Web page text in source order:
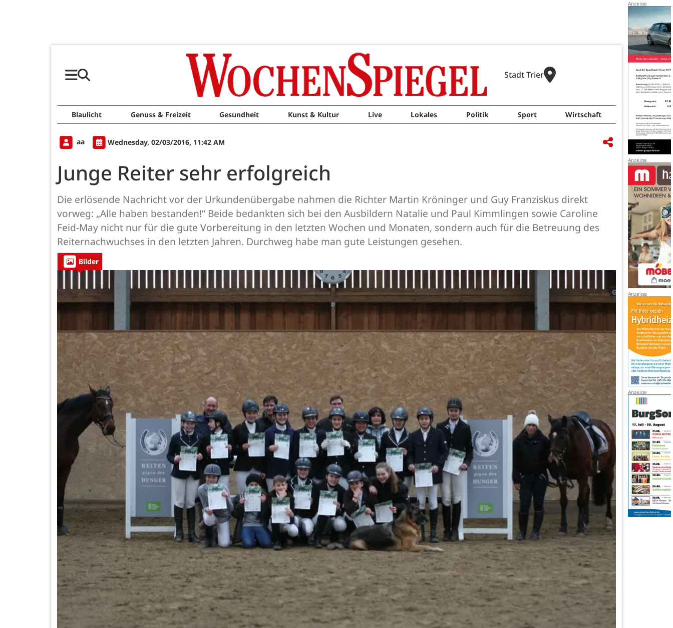
Stadt Trier
Blaulicht Genuss & Freizeit Gesundheit Kunst & Kultur Live Lokales Politik Sport Wirtschaft
aa Wednesday, 02/03/2016, 11:42 AM
Junge Reiter sehr erfolgreich
Die erlösende Nachricht vor der Urkundenübergabe nahmen die Richter Martin Kröninger und Guy Franziskus direkt
vorweg: „Alle haben bestanden!“ Beide bedankten sich bei den Ausbildern Natalie und Paul Kimmlingen sowie Caroline
Feid-May nicht nur für die gute Vorbereitung in den letzten Wochen und Monaten, sondern auch für die Betreuung des
Reiternachwuchses in den letzten Jahren. Durchweg habe man gute Leistungen gesehen.
Bilder